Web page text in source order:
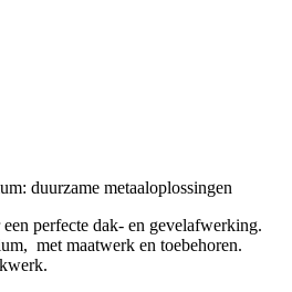
duurzame metaaloplossingen
perfecte dak- en gevelafwerking.
met maatwerk en toebehoren.